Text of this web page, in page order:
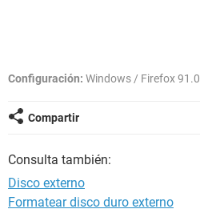
Configuración: Windows / Firefox 91.0
Compartir
Consulta también:
Disco externo
Formatear disco duro externo